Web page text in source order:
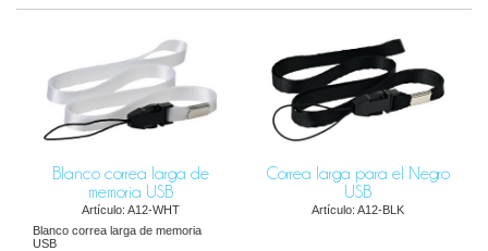
Blanco correa larga de
memoria USB
Artículo: A12-WHT
Blanco correa larga de memoria
USB
Correa larga para el Negro
USB
Artículo: A12-BLK